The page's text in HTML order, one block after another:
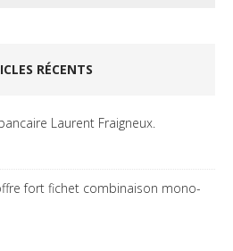
RÉCENTS
Laurent Fraigneux.
fort fichet combinaison mono-